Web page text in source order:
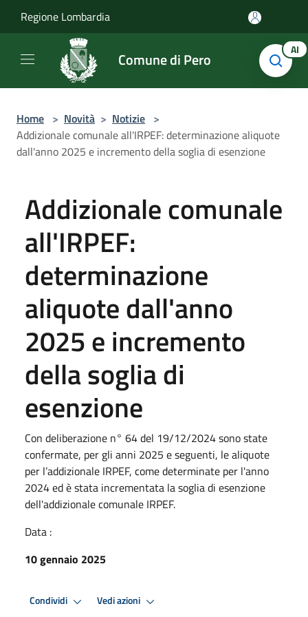
Regione Lombardia
Comune di Pero AI
Home > Novità > Notizie >
Addizionale comunale all'IRPEF: determinazione aliquote
dall'anno 2025 e incremento della soglia di esenzione
Addizionale comunale
all'IRPEF:
determinazione
aliquote dall'anno
2025 e incremento
della soglia di
esenzione
Con deliberazione n° 64 del 19/12/2024 sono state
confermate, per gli anni 2025 e seguenti, le aliquote
per l’addizionale IRPEF, come determinate per l'anno
2024 ed è stata incrementata la soglia di esenzione
dell'addizionale comunale IRPEF.
Data :
10 gennaio 2025
Condividi Vedi azioni